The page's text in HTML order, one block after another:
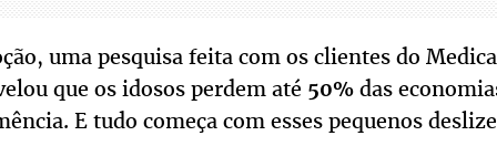
uma pesquisa feita com os clientes do
que os idosos perdem até 50%das
E tudo começa com esses pequenos